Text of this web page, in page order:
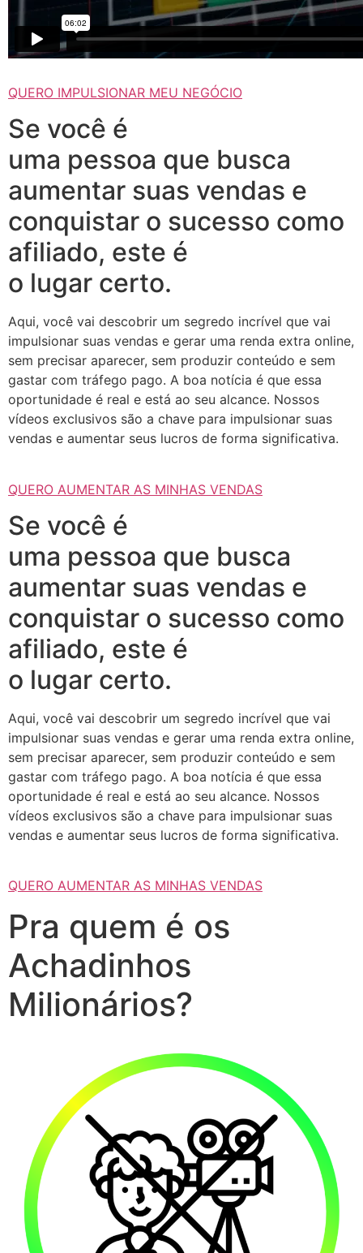
QUERO IMPULSIONAR MEU NEGÓCIO
Se você é
uma pessoa que busca
aumentar suas vendas e
conquistar o sucesso como
afiliado, este é
o lugar certo.
Aqui, você vai descobrir um segredo incrível que vai
impulsionar suas vendas e gerar uma renda extra online,
sem precisar aparecer, sem produzir conteúdo e sem
gastar com tráfego pago. A boa notícia é que essa
oportunidade é real e está ao seu alcance. Nossos
vídeos exclusivos são a chave para impulsionar suas
vendas e aumentar seus lucros de forma significativa.
QUERO AUMENTAR AS MINHAS VENDAS
Se você é
uma pessoa que busca
aumentar suas vendas e
conquistar o sucesso como
afiliado, este é
o lugar certo.
Aqui, você vai descobrir um segredo incrível que vai
impulsionar suas vendas e gerar uma renda extra online,
sem precisar aparecer, sem produzir conteúdo e sem
gastar com tráfego pago. A boa notícia é que essa
oportunidade é real e está ao seu alcance. Nossos
vídeos exclusivos são a chave para impulsionar suas
vendas e aumentar seus lucros de forma significativa.
QUERO AUMENTAR AS MINHAS VENDAS
Pra quem é os
Achadinhos
Milionários?